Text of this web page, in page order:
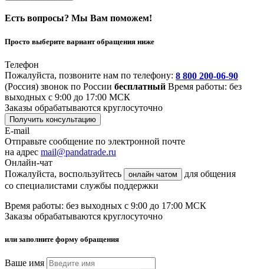
Есть вопросы? Мы Вам поможем!
Просто выберите вариант обращения ниже
Телефон
Пожалуйста, позвоните нам по телефону: 8 800 200-06-90
(Россия) звонок по России бесплатный Время работы: без
выходных с 9:00 до 17:00 МСК
Заказы обрабатываются круглосуточно
Получить консультацию
E-mail
Отправьте сообщение по электронной почте
на адрес mail@pandatrade.ru
Онлайн-чат
Пожалуйста, воспользуйтесь
онлайн чатом
для общения
со специалистами службы поддержки
Время работы: без выходных с 9:00 до 17:00 МСК
Заказы обрабатываются круглосуточно
или заполните форму обращения
Ваше имя